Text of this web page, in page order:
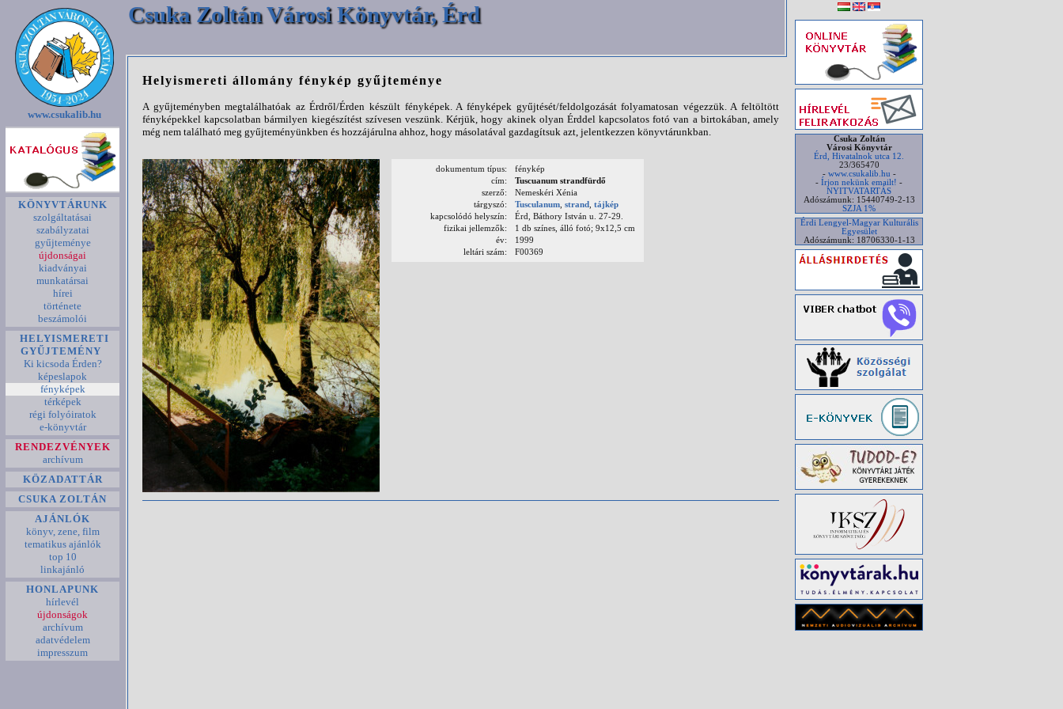
Csuka Zoltán Városi Könyvtár, Érd
www.csukalib.hu
KÖNYVTÁRUNK
szolgáltatásai
szabályzatai
gyűjteménye
újdonságai
kiadványai
munkatársai
hírei
története
beszámolói
HELYISMERETI
GYŰJTEMÉNY
Ki kicsoda Érden?
képeslapok
fényképek
térképek
régi folyóiratok
e-könyvtár
RENDEZVÉNYEK
archívum
KÖZADATTÁR
CSUKA ZOLTÁN
AJÁNLÓK
könyv, zene, film
tematikus ajánlók
top 10
linkajánló
HONLAPUNK
hírlevél
újdonságok
archívum
adatvédelem
impresszum
Helyismereti állomány fénykép gyűjteménye
A gyűjteményben megtalálhatóak az Érdről/Érden készült fényképek. A fényképek gyűjtését/feldolgozását folyamatosan végezzük. A feltöltött
fényképekkel kapcsolatban bármilyen kiegészítést szívesen veszünk. Kérjük, hogy akinek olyan Érddel kapcsolatos fotó van a birtokában, amely
még nem található meg gyűjteményünkben és hozzájárulna ahhoz, hogy másolatával gazdagítsuk azt, jelentkezzen könyvtárunkban.
dokumentum típus:
fénykép
cím:
Tuscuanum strandfürdő
szerző:
Nemeskéri Xénia
tárgyszó:
Tusculanum strand
tájkép
kapcsolódó helyszín:
Érd, Báthory István u. 27-29.
fizikai jellemzők:
1 db színes, álló fotó; 9x12,5 cm
év:
1999
leltári szám:
F00369
Csuka Zoltán
Városi Könyvtár
Érd, Hivatalnok utca 12.
23/365470
- www.csukalib.hu -
- Írjon nekünk emailt! -
NYITVATARTÁS
Adószámunk: 15440749-2-13
SZJA 1%
Érdi Lengyel-Magyar Kulturális
Egyesület
Adószámunk: 18706330-1-13